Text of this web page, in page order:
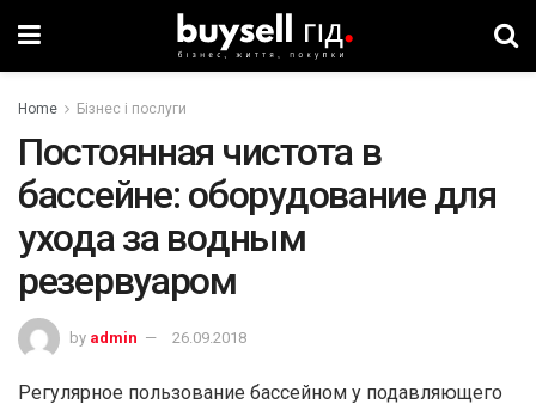
Home Бізнес і послуги
Постоянная чистота в
бассейне: оборудование для
ухода за водным
резервуаром
by admin 26.09.2018
Регулярное пользование бассейном у подавляющего